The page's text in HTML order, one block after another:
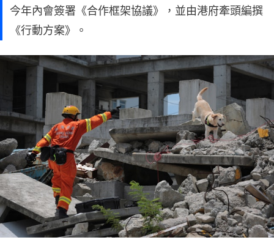
今年內會簽署《合作框架協議》，並由港府牽頭編撰
《行動方案》。